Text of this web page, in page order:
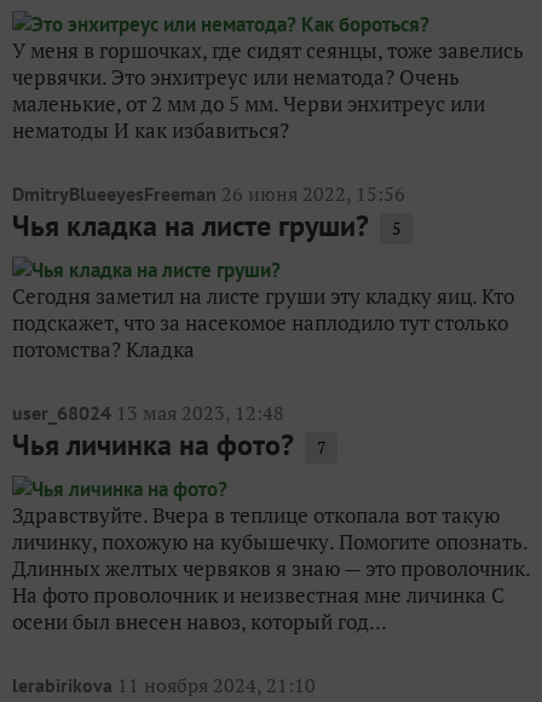
У меня в горшочках, где сидят сеянцы, тоже завелись
червячки. Это энхитреус или нематода? Очень
маленькие, от 2 мм до 5 мм. Черви энхитреус или
нематоды И как избавиться?
DmitryBlueeyesFreeman 26 июня 2022, 15:56
Чья кладка на листе груши? 5
Сегодня заметил на листе груши эту кладку яиц. Кто
подскажет, что за насекомое наплодило тут столько
потомства? Кладка
user_68024 13 мая 2023, 12:48
Чья личинка на фото? 7
Здравствуйте. Вчера в теплице откопала вот такую
личинку, похожую на кубышечку. Помогите опознать.
Длинных желтых червяков я знаю — это проволочник.
На фото проволочник и неизвестная мне личинка С
осени был внесен навоз, который год...
lerabirikova 11 ноября 2024, 21:10